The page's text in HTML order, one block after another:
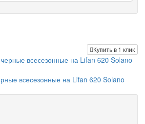
Купить в 1 клик
всесезонные на Lifan 620 Solano